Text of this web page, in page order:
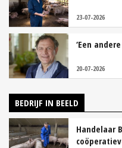
23-07-2026
‘Een
20-07-2026
BEDRIJF IN BEELD
Handelaar